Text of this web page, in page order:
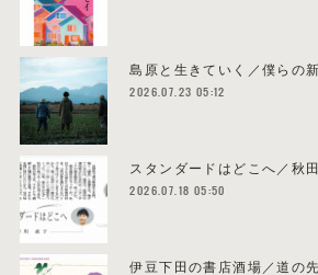
島原と生きていく／僕らの
2026.07.23 05:12
スタンダードはどこへ／秋
2026.07.18 05:50
伊豆下田の書店酒場／道の